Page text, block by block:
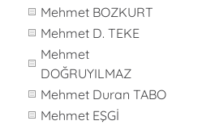
Mehmet BOZKURT
Mehmet D. TEKE
Mehmet
DOĞRUYILMAZ
Mehmet Duran TABO
Mehmet EŞGİ